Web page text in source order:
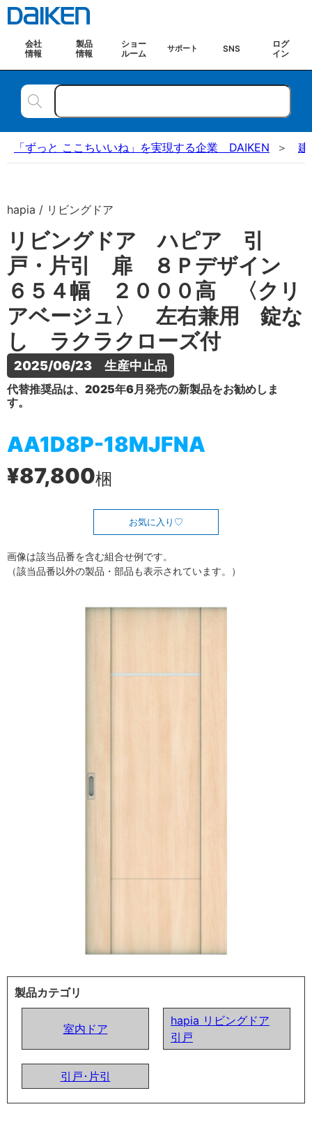
会社
情報
製品
情報
ショー
ルーム
サポート SNS
ログ
イン
「ずっと ここちいいね」を実現する企業 DAIKEN 建
hapia / リビングドア
リビングドア ハピア 引
戸・片引 扉 ８Ｐデザイン
６５４幅 ２０００高 〈クリ
アベージュ〉 左右兼用 錠な
し ラクラクローズ付
2025/06/23　生産中止品
代替推奨品は、2025年6月発売の新製品をお勧めしま
す。
AA1D8P-18MJFNA
¥87,800梱
お気に入り
画像は該当品番を含む組合せ例です。
（該当品番以外の製品・部品も表示されています。）
製品カテゴリ
室内ドア
hapia リビングドア
引戸
引戸･片引